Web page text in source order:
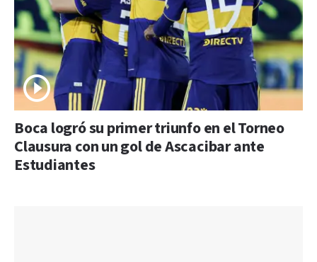
Boca logró su primer triunfo en el Torneo
Clausura con un gol de Ascacibar ante
Estudiantes